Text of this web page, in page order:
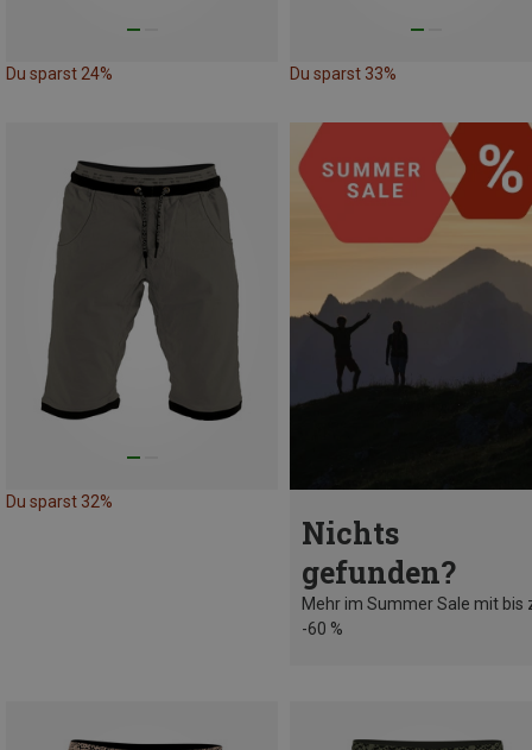
Du sparst 24% Du sparst 33%
Du sparst 32%
Nichts
gefunden?
Mehr im Summer Sale mit bis
-60 %